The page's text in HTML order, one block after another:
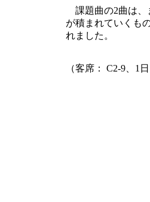
課題曲の2曲は、
が積まれていくも
れました。
（客席： C2-9、1